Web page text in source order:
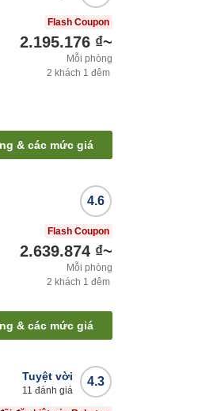
Flash Coupon
2.195.176 ₫~
Mỗi phòng
2 khách 1 đêm
& các mức giá
4.6
Flash Coupon
2.639.874 ₫~
Mỗi phòng
2 khách 1 đêm
& các mức giá
4.3
Tuyệt vời
11 đánh giá